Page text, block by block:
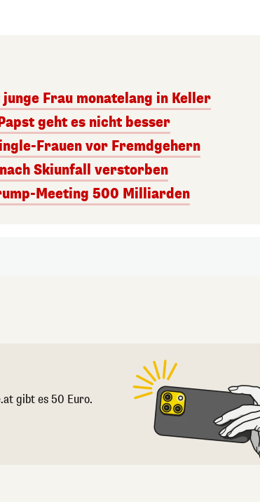
Frau monatelang in Keller
geht es nicht besser
Frauen vor Fremdgehern
Skiunfall verstorben
Meeting 500 Milliarden
gibt es 50 Euro.